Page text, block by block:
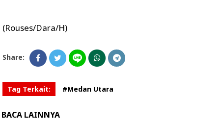
(Rouses/Dara/H)
Share:
Tag Terkait: #Medan Utara
BACA LAINNYA